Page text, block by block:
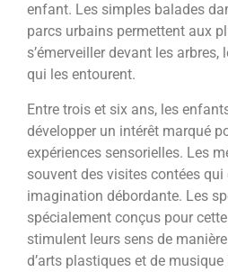
enfant. Les simples balades
parcs urbains permettent aux
s’émerveiller devant les
qui les entourent.
Entre trois et six ans, les
développer un intérêt marqué
expériences sensorielles. Les
souvent des visites contées
imagination débordante. Les
spécialement conçus pour
stimulent leurs sens de
d’arts plastiques et de